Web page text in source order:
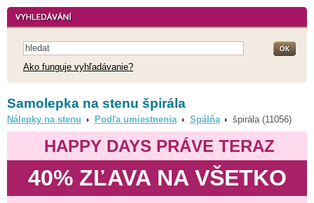
Ako funguje vyhľadávanie?
Samolepka na stenu špirála
Nálepky na stenu Podľa umiestnenia Spálňa špirála (11056)
HAPPY DAYS PRÁVE TERAZ
40% ZĽAVA NA VŠETKO